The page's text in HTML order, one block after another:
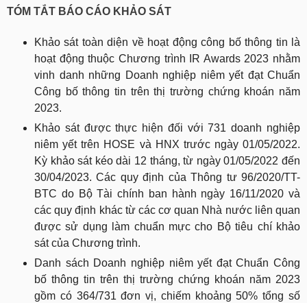
TÓM TẮT BÁO CÁO KHẢO SÁT
Khảo sát toàn diện về hoạt động công bố thông tin là
hoạt động thuộc Chương trình IR Awards 2023 nhằm
vinh danh những Doanh nghiệp niêm yết đạt Chuẩn
Công bố thông tin trên thị trường chứng khoán năm
2023.
Khảo sát được thực hiện đối với 731 doanh nghiệp
niêm yết trên HOSE và HNX trước ngày 01/05/2022.
Kỳ khảo sát kéo dài 12 tháng, từ ngày 01/05/2022 đến
30/04/2023. Các quy định của Thông tư 96/2020/TT-
BTC do Bộ Tài chính ban hành ngày 16/11/2020 và
các quy định khác từ các cơ quan Nhà nước liên quan
được sử dụng làm chuẩn mực cho Bộ tiêu chí khảo
sát của Chương trình.
Danh sách Doanh nghiệp niêm yết đạt Chuẩn Công
bố thông tin trên thị trường chứng khoán năm 2023
gồm có 364/731 đơn vị, chiếm khoảng 50% tổng số